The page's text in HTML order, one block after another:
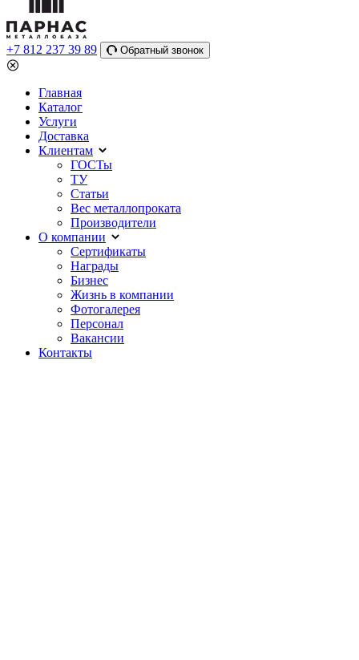
+7 812 237 39 89 Обратный звонок
Главная
Каталог
Услуги
Доставка
Клиентам
ГОСТы
ТУ
Статьи
Вес металлопроката
Производители
О компании
Сертификаты
Награды
Бизнес
Жизнь в компании
Фотогалерея
Персонал
Вакансии
Контакты